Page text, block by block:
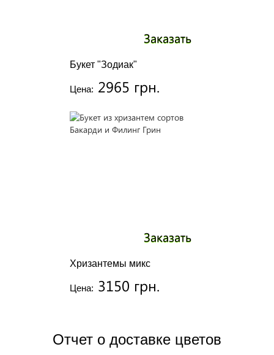
Букет "Зодиак"
Цена: 2965 грн.
Заказать
Хризантемы микс
Цена: 3150 грн.
Заказать
Отчет о доставке цветов